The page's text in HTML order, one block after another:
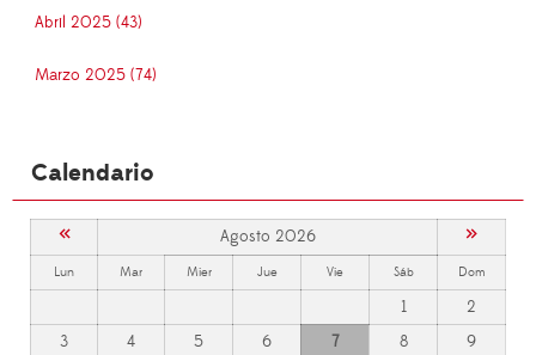
Abril 2025 (43)
Marzo 2025 (74)
Calendario
« Agosto 2026 »
Lun Mar Mier Jue Vie Sáb Dom
1
2
3
4 5 6 7 8
9